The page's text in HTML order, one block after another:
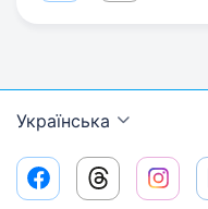
Українська